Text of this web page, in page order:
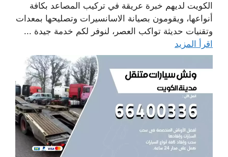
الكويت لديهم خبرة عريقة في تركيب المصاعد بكافة
أنواعها، ويقومون بصيانة الاسانسيرات وتصليحها بمعدات
وتقنيات حديثة تواكب العصر، لنوفر لكم خدمة جيدة ...
اقرأ المزيد